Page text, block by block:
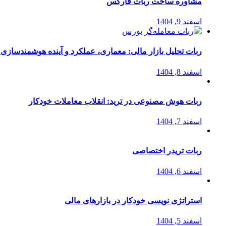
اسفند 9, 1404
ربات تحلیل بازار مالی: معماری، عملکرد و آینده
اسفند 8, 1404
ربات هوش مصنوعی در ترید: انقلاب معاملات خودکار
اسفند 7, 1404
ربات تریدر اختصاصی
اسفند 6, 1404
استراتژی‌ نویسی خودکار در بازارهای مالی
اسفند 5, 1404